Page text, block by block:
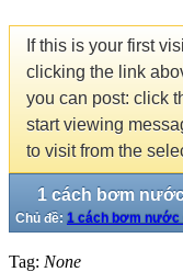
If this is your first
clicking the link
you can post: click
start viewing
to visit from the
1 cách bơm
Chủ đề: 1 cách bơm nước
Tag: None